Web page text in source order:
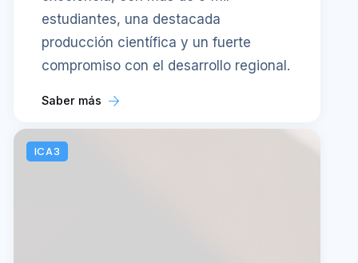
estudiantes, una destacada
producción científica y un fuerte
compromiso con el desarrollo regional.
Saber más
ICA3